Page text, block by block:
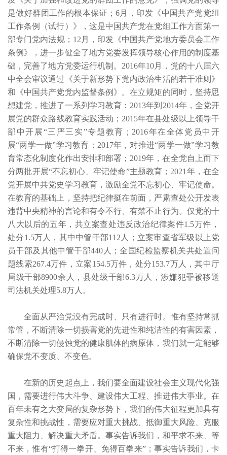
是做好群团工作的根本保证；6月，印发《中国共产党党组
工作条例（试行）》，这是中国共产党在党组工作方面第一
部专门党内法规；12月，印发《中国共产党地方委员会工作
条例》，进一步健全了地方党委发挥领导核心作用的制度基
础，完善了地方党委运行机制。2016年10月，党的十八届六
中全会审议通过《关于新形势下党内政治生活的若干准则》
和《中国共产党党内监督条例》。在立规矩的同时，坚持思
想建党，推进了一系列学习教育：2013年到2014年，全党开
展党的群众路线教育实践活动；2015年在县处级以上领导干
部中开展“三严三实”专题教育；2016年在全体党员中开
展“两学一做”学习教育；2017年，对推进“两学一做”学习教
育常态化制度化作出安排和部署；2019年，在全党自上而下
分两批开展“不忘初心、牢记使命”主题教育；2021年，在全
党开展中共党史学习教育，激励全党不忘初心、牢记使命。
在教育的基础上，坚持把纪律挺在前面，严肃查处公开发表
违背中央精神的言论和有令不行、有禁不止行为。仅党的十
八大以后的五年，共立案查处违反政治纪律案件1.5万件，
处分1.5万人，其中中管干部112人；立案审查省军级以上党
员干部及其他中管干部440人；全国纪检监察机关共处置问
题线索267.4万件，立案154.5万件，处分153.7万人，其中厅
局级干部8900余人，县处级干部6.3万人，涉嫌犯罪被移送
司法机关处理5.8万人。
全面从严治党没有完成时、只有进行时。惟有坚持常抓
常管，不断清除一切损害党的先进性和纯洁性的有害因素，
不断清除一切侵蚀党的健康肌体的病原体，我们就一定能够
确保党不变质、不变色。
在新的历史起点上，我们要全面建设社会主义现代化强
国，需要进行伟大斗争、建设伟大工程、推进伟大事业。在
百年未有之大变局的复杂形势下，我们的伟大征程更加具有
复杂性和挑战性，需要应对重大挑战、抵御重大风险、克服
重大阻力、解决重大矛盾。事实告诉我们，和平求不来、等
不来，惟有“打得一拳开、免得百拳来”；事实告诉我们，卡